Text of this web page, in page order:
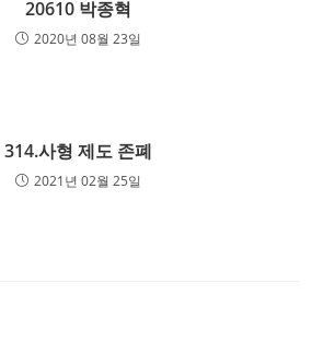
20610 박종혁
2020년 08월 23일
314.사형 제도 존폐
2021년 02월 25일